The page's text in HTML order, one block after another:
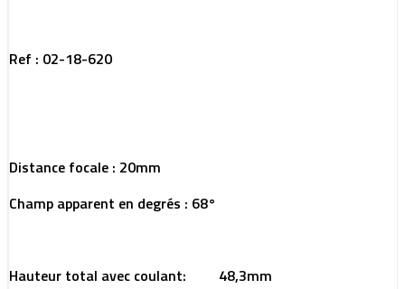
Ref : 02-18-620
Distance focale : 20mm
Champ apparent en degrés : 68°
Hauteur total avec coulant: 48,3mm